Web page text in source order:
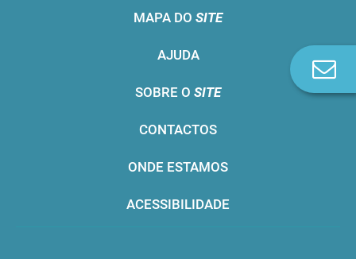
MAPA DO SITE
AJUDA
SOBRE O SITE
CONTACTOS
ONDE ESTAMOS
ACESSIBILIDADE